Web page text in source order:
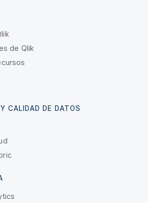
de Qlik
CALIDAD DE DATOS